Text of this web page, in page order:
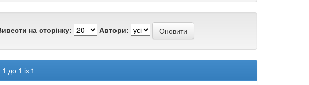
на сторінку: Автори:
до 1 із 1